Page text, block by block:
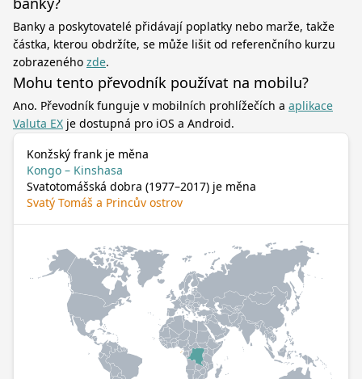
Banky a poskytovatelé přidávají poplatky nebo marže, takže
částka, kterou obdržíte, se může lišit od referenčního kurzu
zobrazeného zde.
Mohu tento převodník používat na mobilu?
Ano. Převodník funguje v mobilních prohlížečích a aplikace
Valuta EX je dostupná pro iOS a Android.
Konžský frank je měna
Kongo – Kinshasa
Svatotomášská dobra (1977–2017) je měna
Svatý Tomáš a Princův ostrov